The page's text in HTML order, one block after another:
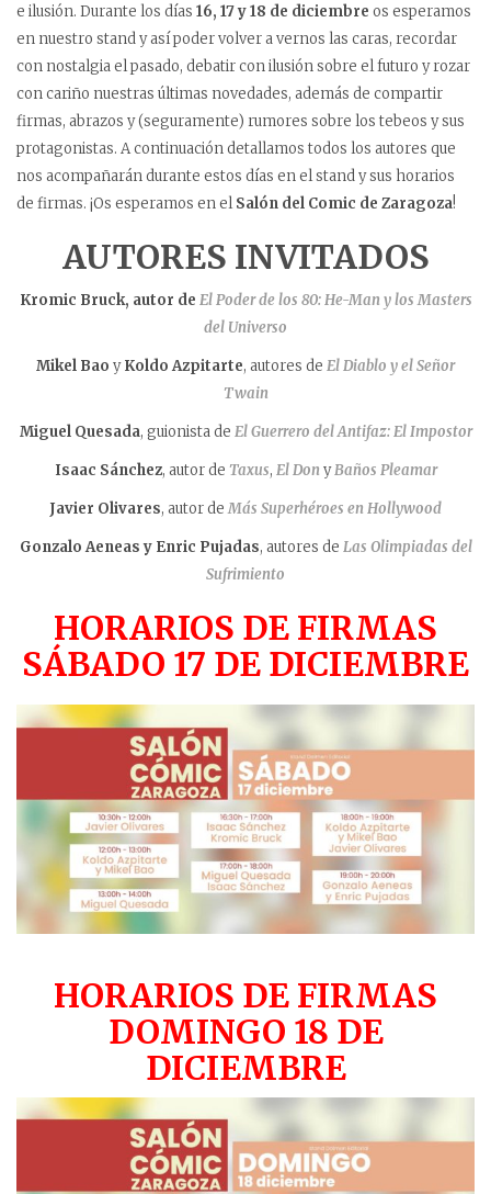
e ilusión. Durante los días 16, 17 y 18 de diciembre os esperamos
en nuestro stand y así poder volver a vernos las caras, recordar
con nostalgia el pasado, debatir con ilusión sobre el futuro y rozar
con cariño nuestras últimas novedades, además de compartir
firmas, abrazos y (seguramente) rumores sobre los tebeos y sus
protagonistas. A continuación detallamos todos los autores que
nos acompañarán durante estos días en el stand y sus horarios
de firmas. ¡Os esperamos en elSalón del Comic de Zaragoza!
AUTORES INVITADOS
Kromic Bruck, autor de El Poder de los 80: He-Man y los Masters
del Universo
Mikel Bao yKoldo Azpitarte, autores de El Diablo y el Señor
Twain
Miguel Quesada, guionista de El Guerrero del Antifaz: El Impostor
Isaac Sánchez, autor de Taxus, El Don yBaños Pleamar
Javier Olivares, autor deMás Superhéroes en Hollywood
Gonzalo Aeneas y Enric Pujadas, autores de Las Olimpiadas del
Sufrimiento
HORARIOS DE FIRMAS
SÁBADO 17 DE DICIEMBRE
HORARIOS DE FIRMAS
DOMINGO 18 DE
DICIEMBRE